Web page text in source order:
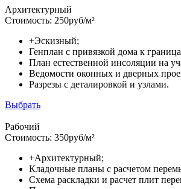
Архитектурный
Стоимость: 250руб/м²
+Эскизный;
Генплан с привязкой дома к
План естественной инсоляции на
Ведомости оконных и дверных
Разрезы с деталировкой и узлами.
Выбрать
Рабочий
Стоимость: 350руб/м²
+Архитектурный;
Кладочные планы с расчетом
Схема раскладки и расчет плит